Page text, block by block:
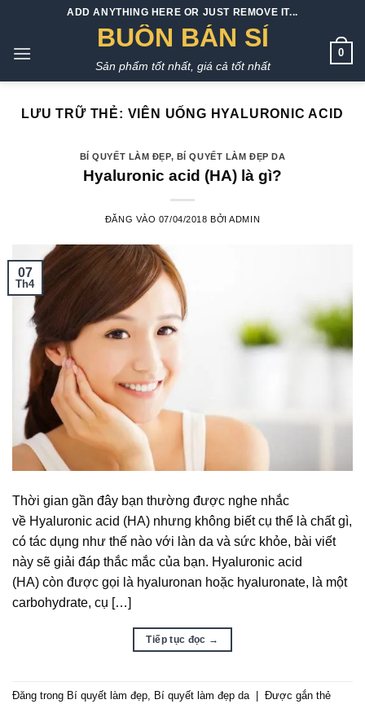
nội
ADD ANYTHING HERE OR JUST REMOVE IT...
BUÔN BÁN SỈ
Sản phẩm tốt nhất, giá cả tốt nhất
0
LƯU TRỮ THẺ: VIÊN UỐNG HYALURONIC ACID
BÍ QUYẾT LÀM ĐẸP, BÍ QUYẾT LÀM ĐẸP DA
Hyaluronic acid (HA) là gì?
ĐĂNG VÀO 07/04/2018 BỞIADMIN
07
Th4
Thời gian gần đây bạn thường được nghe nhắc
về Hyaluronic acid (HA) nhưng không biết cụ thể là chất gì,
có tác dụng như thế nào với làn da và sức khỏe, bài viết
này sẽ giải đáp thắc mắc của bạn. Hyaluronic acid
(HA) còn được gọi là hyaluronan hoặc hyaluronate, là một
carbohydrate, cụ […]
Tiếp tục đọc →
Đăng trong Bí quyết làm đẹp Bí quyết làm đẹp da | Được gắn thẻ